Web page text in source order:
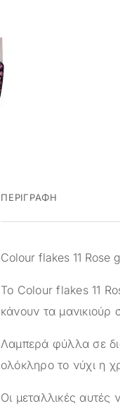
ΠΕΡΙΓΡΑΦΉ
Colour flakes 11 Rose
Το Colour flakes 11
κάνουν τα
Λαμπερά φύλλα σε
ολόκληρο το νύχι η
Οι μεταλλικές αυτές